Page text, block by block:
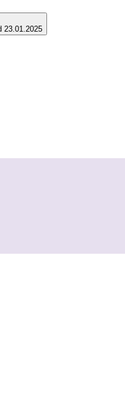
23.01.2025